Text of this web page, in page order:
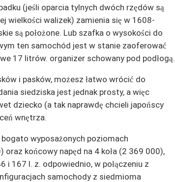
(jeśli oparcia tylnych dwóch rzędów są
wielkości walizek) zamienia się w 1608-
są położone. Lub szafka o wysokości do
ten samochód jest w stanie zaoferować
17 litrów. organizer schowany pod podłogą.
i pasków, możesz łatwo wrócić do
siedziska jest jednak prosty, a więc
dziecko (a tak naprawdę chcieli japońscy
wnętrza.
wyposażonych poziomach
oraz końcowy napęd na 4 koła (2 369 000),
i 167 l. z. odpowiednio, w połączeniu z
samochody z siedmioma